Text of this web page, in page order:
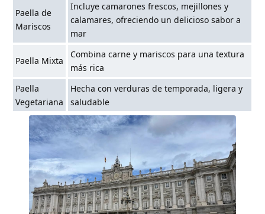
Paella de
Mariscos
Incluye camarones frescos, mejillones y
calamares, ofreciendo un delicioso sabor a
mar
Paella Mixta
Combina carne y mariscos para una textura
más rica
Paella
Vegetariana
Hecha con verduras de temporada, ligera y
saludable